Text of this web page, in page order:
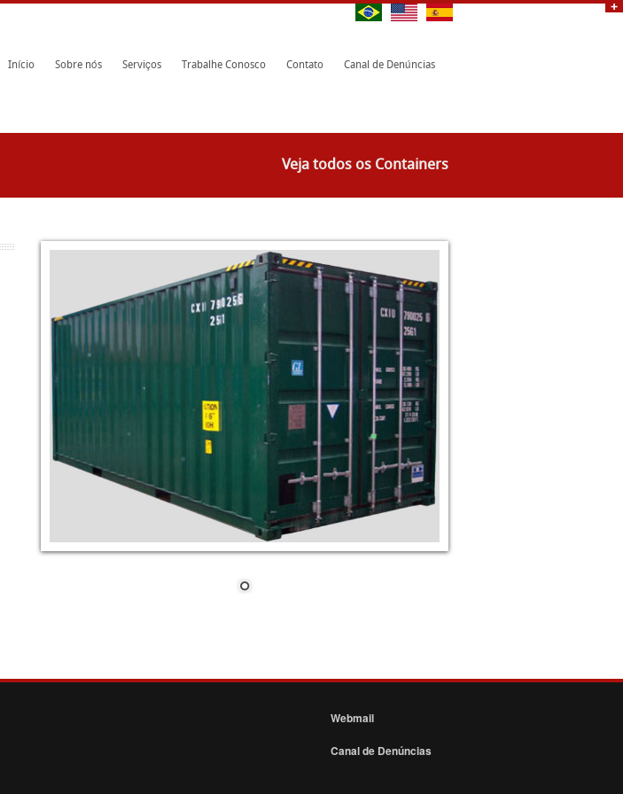
Início Sobre nós Serviços Trabalhe Conosco Contato Canal de Denúncias
Veja todos os Containers
Webmail
Canal de Denúncias